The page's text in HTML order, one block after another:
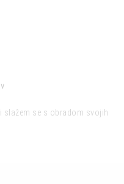
i slažem se s obradom svojih